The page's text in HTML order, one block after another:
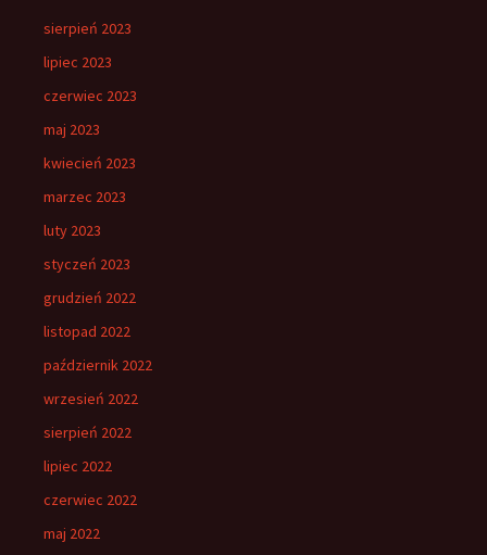
sierpień 2023
lipiec 2023
czerwiec 2023
maj 2023
kwiecień 2023
marzec 2023
luty 2023
styczeń 2023
grudzień 2022
listopad 2022
październik 2022
wrzesień 2022
sierpień 2022
lipiec 2022
czerwiec 2022
maj 2022